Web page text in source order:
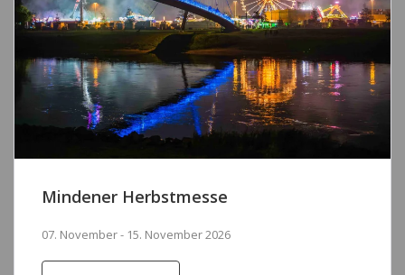
Mindener Herbstmesse
07. November - 15. November 2026